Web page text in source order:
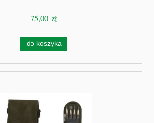
75,00 zł
do koszyka